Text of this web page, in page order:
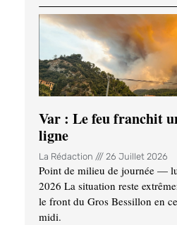
Var : Le feu franchit
ligne
La Rédaction 26 Juillet 2026
Point de milieu de journée —
2026 La situation reste
le front du Gros Bessillon en
midi.